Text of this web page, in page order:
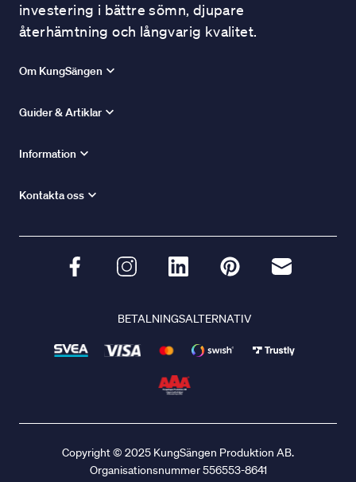
investering i bättre sömn, djupare
återhämtning och långvarig kvalitet.
Om KungSängen
Guider & Artiklar
Information
Kontakta oss
BETALNINGSALTERNATIV
Copyright © 2025 KungSängen Produktion AB.
Organisationsnummer 556553-8641